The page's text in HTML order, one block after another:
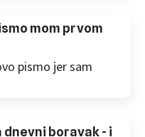
mom prvom
pismo jer sam
dnevni boravak - i